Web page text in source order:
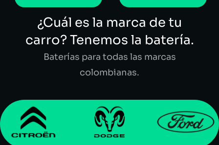
¿Cuál es la marca de tu
carro? Tenemos la batería.
Baterías para todas las marcas
colombianas.